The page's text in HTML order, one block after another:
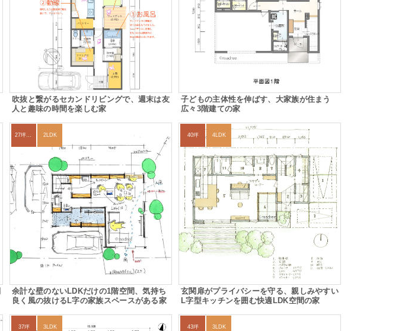
吹抜と繋がるセカンドリビングで、週末は友
人と趣味の時間を楽しむ家
子どもの主体性を伸ばす、大家族が住まう
広々3階建ての家
27坪〜30坪 2LDK
余計な壁のないLDKだけの1階空間、気持ち
良く風の抜けるL字の家族スペースがある家
40坪 4LDK
玄関扉がプライバシーを守る、親しみやすい
L字型キッチンを囲む快適LDK空間の家
37坪 3LDK 43坪 3LDK